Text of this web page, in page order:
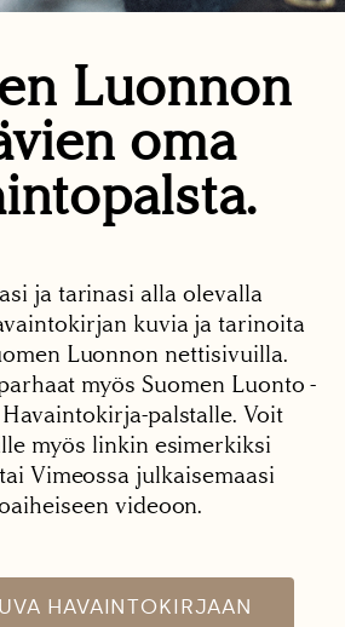
Luonnon
oma
ja tarinasi alla olevalla
kuvia ja tarinoita
Luonnon nettisivuilla.
myös Suomen Luonto -
palstalle. Voit
myös linkin esimerkiksi
Vimeossa julkaisemaasi
videoon.
HAVAINTOKIRJAAN